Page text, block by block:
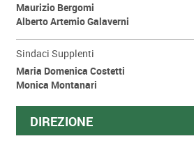
Maurizio Bergomi
Alberto Artemio Galaverni
Sindaci Supplenti
Maria Domenica Costetti
Monica Montanari
DIREZIONE